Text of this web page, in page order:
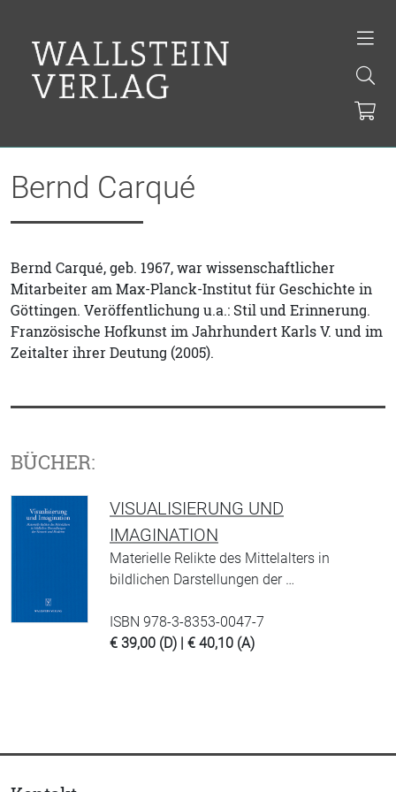
Bernd Carqué
Bernd Carqué, geb. 1967, war wissenschaftlicher
Mitarbeiter am Max-Planck-Institut für Geschichte in
Göttingen. Veröffentlichung u.a.: Stil und Erinnerung.
Französische Hofkunst im Jahrhundert Karls V. und im
Zeitalter ihrer Deutung (2005).
BÜCHER:
VISUALISIERUNG UND
IMAGINATION
Materielle Relikte des Mittelalters in
bildlichen Darstellungen der …
ISBN 978-3-8353-0047-7
€ 39,00 (D) | € 40,10 (A)